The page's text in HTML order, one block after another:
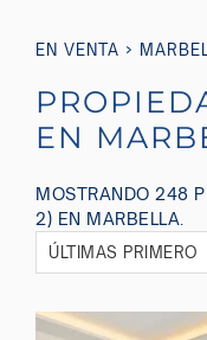
EN VENTA ›
EN
MOSTRANDO 248
2) EN MARBELLA.
ÚLTIMAS PRIMERO